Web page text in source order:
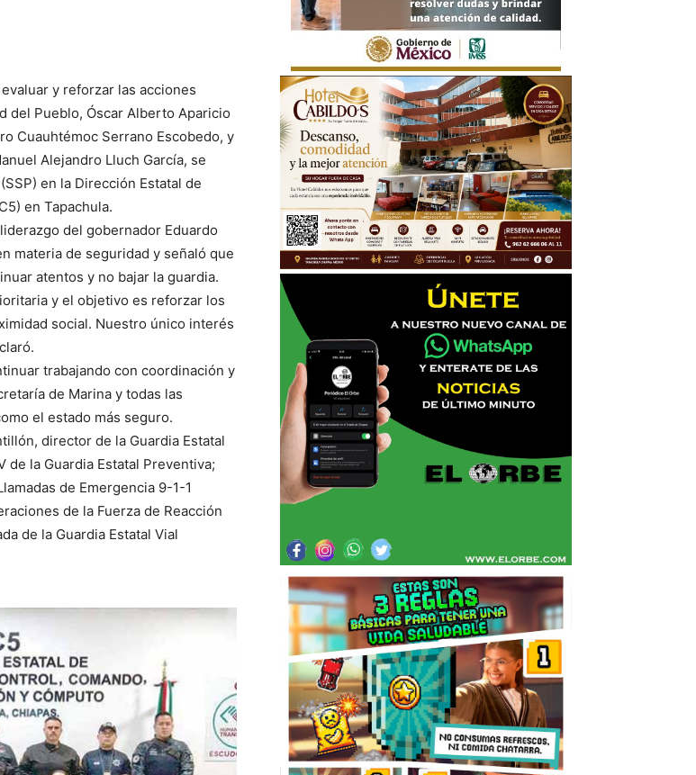
y reforzar las acciones
del Pueblo, Óscar Alberto Aparicio
Cuauhtémoc Serrano Escobedo, y
Alejandro Lluch García, se
en la Dirección Estatal de
en Tapachula.
del gobernador Eduardo
materia de seguridad y señaló que
atentos y no bajar la guardia.
y el objetivo es reforzar los
social. Nuestro único interés
trabajando con coordinación y
de Marina y todas las
el estado más seguro.
director de la Guardia Estatal
la Guardia Estatal Preventiva;
de Emergencia 9-1-1
de la Fuerza de Reacción
de la Guardia Estatal Vial